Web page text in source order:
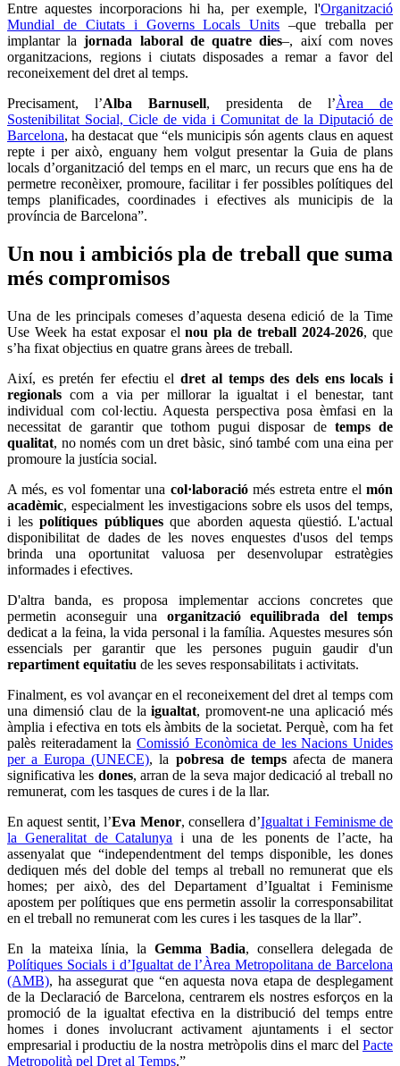
Entre aquestes incorporacions hi ha, per exemple, l'Organització
Mundial de Ciutats i Governs Locals Units –que treballa per
implantar lajornada laboral de quatre dies–, així com noves
organitzacions, regions i ciutats disposades a remar a favor del
reconeixement del dret al temps.
Precisament, l’Alba Barnusell, presidenta de l’Àrea de
Sostenibilitat Social, Cicle de vida i Comunitat de la Diputació de
Barcelona, ha destacat que “els municipis són agents claus en aquest
repte i per això, enguany hem volgut presentar la Guia de plans
locals d’organització del temps en el marc, un recurs que ens ha de
permetre reconèixer, promoure, facilitar i fer possibles polítiques del
temps planificades, coordinades i efectives als municipis de la
província de Barcelona”.
Un nou i ambiciós pla de treball que suma
més compromisos
Una de les principals comeses d’aquesta desena edició de la Time
Use Week ha estat exposar elnou pla de treball 2024-2026, que
s’ha fixat objectius en quatre grans àrees de treball.
Així, es pretén fer efectiu eldret al temps des dels ens locals i
regionals com a via per millorar la igualtat i el benestar, tant
individual com col·lectiu. Aquesta perspectiva posa èmfasi en la
necessitat de garantir que tothom pugui disposar de temps de
qualitat, no només com un dret bàsic, sinó també com una eina per
promoure la justícia social.
A més, es vol fomentar una col·laboraciómés estreta entre elmón
acadèmic, especialment les investigacions sobre els usos del temps,
i les polítiques públiquesque aborden aquesta qüestió. L'actual
disponibilitat de dades de les noves enquestes d'usos del temps
brinda una oportunitat valuosa per desenvolupar estratègies
informades i efectives.
D'altra banda, es proposa implementar accions concretes que
permetin aconseguir una organització equilibrada del temps
dedicat a la feina, la vida personal i la família. Aquestes mesures són
essencials per garantir que les persones puguin gaudir d'un
repartiment equitatiu de les seves responsabilitats i activitats.
Finalment, es vol avançar en el reconeixement del dret al temps com
una dimensió clau de laigualtat, promovent-ne una aplicació més
àmplia i efectiva en tots els àmbits de la societat. Perquè, com ha fet
palès reiteradament la Comissió Econòmica de les Nacions Unides
per a Europa (UNECE), la pobresa de tempsafecta de manera
significativa les dones, arran de la seva major dedicació al treball no
remunerat, com les tasques de cures i de la llar.
En aquest sentit, l’Eva Menor, consellera d’Igualtat i Feminisme de
la Generalitat de Catalunya i una de les ponents de l’acte, ha
assenyalat que “independentment del temps disponible, les dones
dediquen més del doble del temps al treball no remunerat que els
homes; per això, des del Departament d’Igualtat i Feminisme
apostem per polítiques que ens permetin assolir la corresponsabilitat
en el treball no remunerat com les cures i les tasques de la llar”.
En la mateixa línia, la Gemma Badia, consellera delegada de
Polítiques Socials i d’Igualtat de l’Àrea Metropolitana de Barcelona
(AMB), ha assegurat que “en aquesta nova etapa de desplegament
de la Declaració de Barcelona, centrarem els nostres esforços en la
promoció de la igualtat efectiva en la distribució del temps entre
homes i dones involucrant activament ajuntaments i el sector
empresarial i productiu de la nostra metròpolis dins el marc del Pacte
Metropolità pel Dret al Temps.”